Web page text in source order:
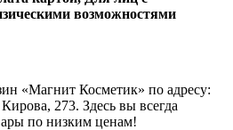
возможностями
«Магнит Косметик» по адресу:
273. Здесь вы всегда
по низким ценам!